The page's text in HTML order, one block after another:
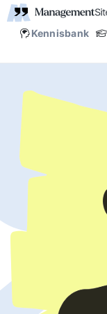
Kennisbank